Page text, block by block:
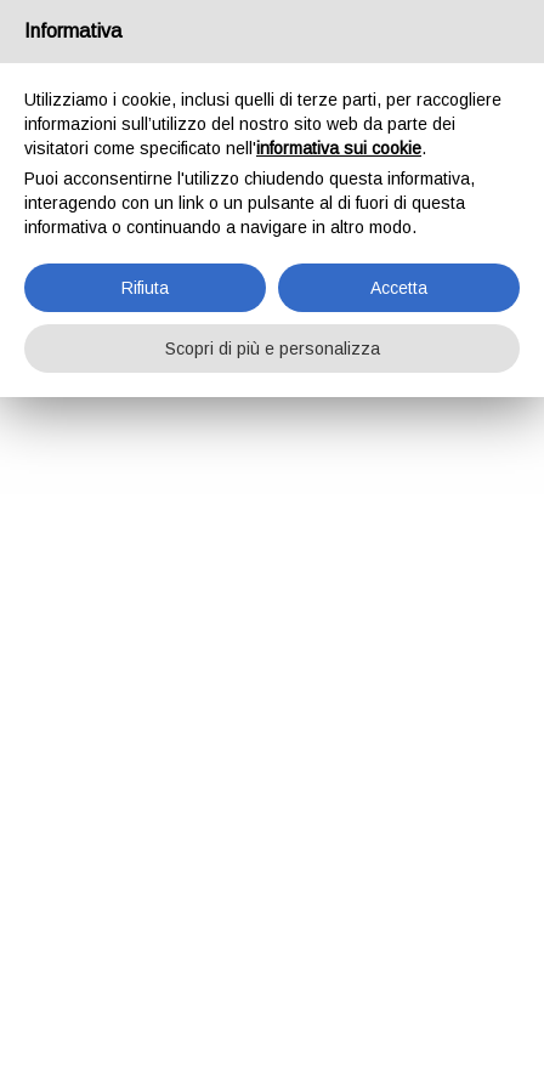
Informativa
Utilizziamo i cookie, inclusi quelli di terze parti, per raccogliere
informazioni sull’utilizzo del nostro sito web da parte dei
visitatori come specificato nell'informativa sui cookie.
Puoi acconsentirne l'utilizzo chiudendo questa informativa,
interagendo con un link o un pulsante al di fuori di questa
informativa o continuando a navigare in altro modo.
Rifiuta Accetta
Scopri di più e personalizza